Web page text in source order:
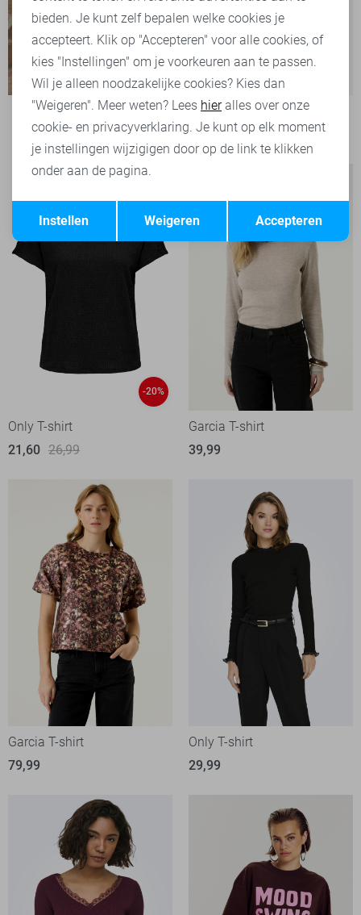
Only T-shirt
19,99
-20%
Only T-shirt
21,60 26,99
Garcia T-shirt
39,99
Garcia T-shirt
79,99
Only T-shirt
29,99
Terug Opslaan
bieden. Je kunt zelf bepalen welke cookies je
accepteert. Klik op "Accepteren" voor alle cookies, of
kies "Instellingen" om je voorkeuren aan te passen.
Wil je alleen noodzakelijke cookies? Kies dan
"Weigeren". Meer weten? Lees hieralles over onze
cookie- en privacyverklaring. Je kunt op elk moment
je instellingen wijzigigen door op de link te klikken
onder aan de pagina.
Accepteren
Weigeren
Instellen